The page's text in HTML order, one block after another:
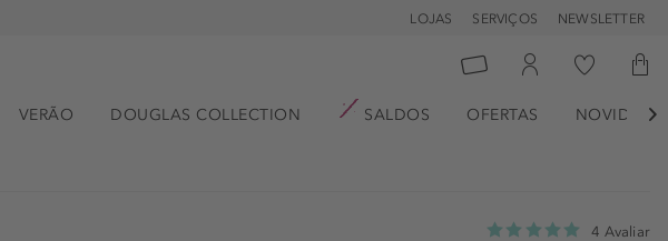
LOJAS SERVIÇOS NEWSLETTER
VERÃO DOUGLAS COLLECTION SALDOS OFERTAS 
4 Avaliar